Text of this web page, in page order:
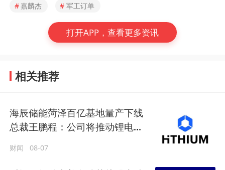
#嘉麟杰 # 军工订单
打开APP，查看更多资讯
相关推荐
海辰储能菏泽百亿基地量产下线
总裁王鹏程：公司将推动锂电长
财闻 08-07